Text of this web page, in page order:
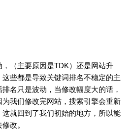
（主要原因是TDK）还是网站升
些都是导致关键词排名不稳定的主
名只是波动，当修改幅度大的话，
我们修改完网站，搜索引擎会重新
就回到了我们初始的地方，所以能
改。